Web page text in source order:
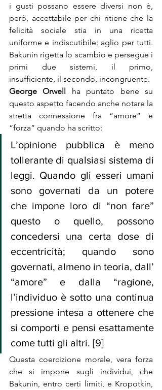
i gusti possano essere diversi non è,
però, accettabile per chi ritiene che la
felicità sociale stia in una ricetta
uniforme e indiscutibile: aglio per tutti.
Bakunin rigetta lo scambio e persegue i
primi due sistemi, il primo,
insufficiente, il secondo, incongruente.
George Orwell ha puntato bene su
questo aspetto facendo anche notare la
stretta connessione fra “amore” e
“forza” quando ha scritto:
L’opinione pubblica è meno
tollerante di qualsiasi sistema di
leggi. Quando gli esseri umani
sono governati da un potere
che impone loro di “non fare”
questo o quello, possono
concedersi una certa dose di
eccentricità; quando sono
governati, almeno in teoria, dall’
“amore” e dalla “ragione,
l’individuo è sotto una continua
pressione intesa a ottenere che
si comporti e pensi esattamente
come tutti gli altri. [9]
Questa coercizione morale, vera forza
che si impone sugli individui, che
Bakunin, entro certi limiti, e Kropotkin,